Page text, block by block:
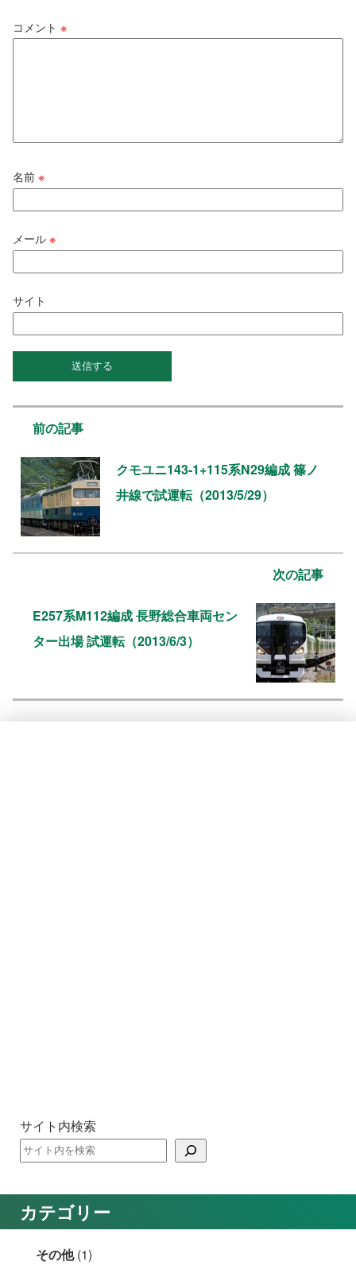
コメント ※
名前※
メール※
サイト
前の記事
クモユニ143-1+115系N29編成 篠ノ
井線で試運転（2013/5/29）
次の記事
E257系M112編成 長野総合車両セン
ター出場 試運転（2013/6/3）
サイト内検索
カテゴリー
その他(1)